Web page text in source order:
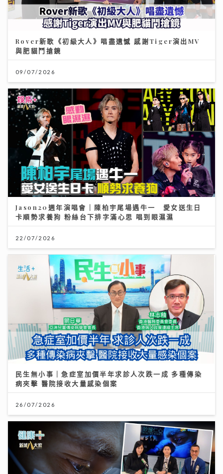
Rover新歌《初級大人》唱盡遺憾 感謝Tiger演出MV
與肥貓鬥搶鏡
09/07/2026
Jason20週年演唱會｜陳柏宇尾場遇牛一 愛女送生日
卡順勢求養狗 粉絲台下排字滿心思 唱到眼濕濕
22/07/2026
民生無小事｜急症室加價半年求診人次跌一成 多種傳染
病夾擊 醫院接收大量感染個案
26/07/2026